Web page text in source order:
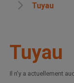
Tuyau
Tuyau
Il n’y a actuellement